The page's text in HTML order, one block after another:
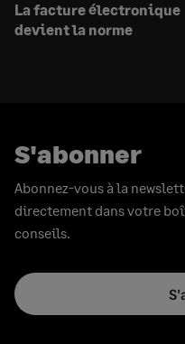
La facture électronique
devient la norme
S'abonner
Abonnez-vous à la
directement dans votre
conseils.